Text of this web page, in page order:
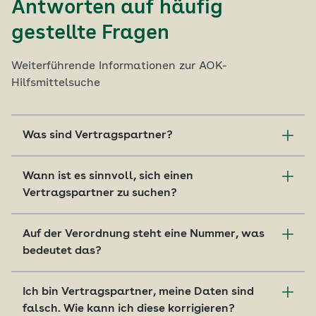
Antworten auf häufig
gestellte Fragen
Weiterführende Informationen zur AOK-
Hilfsmittelsuche
Was sind Vertragspartner?
Sanitätshäuser oder Apotheken, mit denen Ihre
AOK einen Versorgungsvertrag für Hilfsmittel
geschlossen hat. Diese Vertragspartner beraten
Sie zu Ihrer Hilfsmittelverordnung und versorgen
Sie mit Ihrem benötigten Hilfsmittel.
Wann ist es sinnvoll, sich einen
Vertragspartner zu suchen?
nachdem Ihnen Ihr Arzt eine Verordnung für ein
Hilfsmittel ausgestellt hat. Alle Vertragspartner
der AOK beraten Sie gern vorab zu den
Versorgungsmöglichkeiten, dem
Antragsverfahren und den möglichen Kosten,
Auf der Verordnung steht eine Nummer, was
bedeutet das?
Hilfsmittelnummer, manchmal auch HMV-
Nummer oder GKV-Nummer genannt, definiert
Ich bin Vertragspartner, meine Daten sind
falsch. Wie kann ich diese korrigieren?